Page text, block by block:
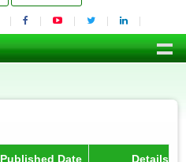
Published Date Details